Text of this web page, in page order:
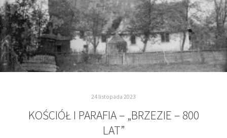
24 listopada 2023
KOŚCIÓŁ I PARAFIA – „BRZEZIE – 800
LAT”